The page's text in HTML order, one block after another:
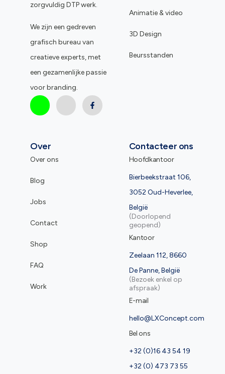
zorgvuldig DTP werk.
We zijn een gedreven
grafisch bureau van
creatieve experts, met
een gezamenlijke passie
voor branding.
Animatie & video
3D Design
Beursstanden
Over
Over ons
Blog
Jobs
Contact
Shop
FAQ
Work
Contacteer ons
Hoofdkantoor
Bierbeekstraat 106,
3052 Oud-Heverlee,
België
(Doorlopend
geopend)
Kantoor
Zeelaan 112, 8660
De Panne, België
(Bezoek enkel op
afspraak)
E-mail
hello@LXConcept.com
Bel ons
+32 (0)16 43 54 19
+32 (0) 473 73 55